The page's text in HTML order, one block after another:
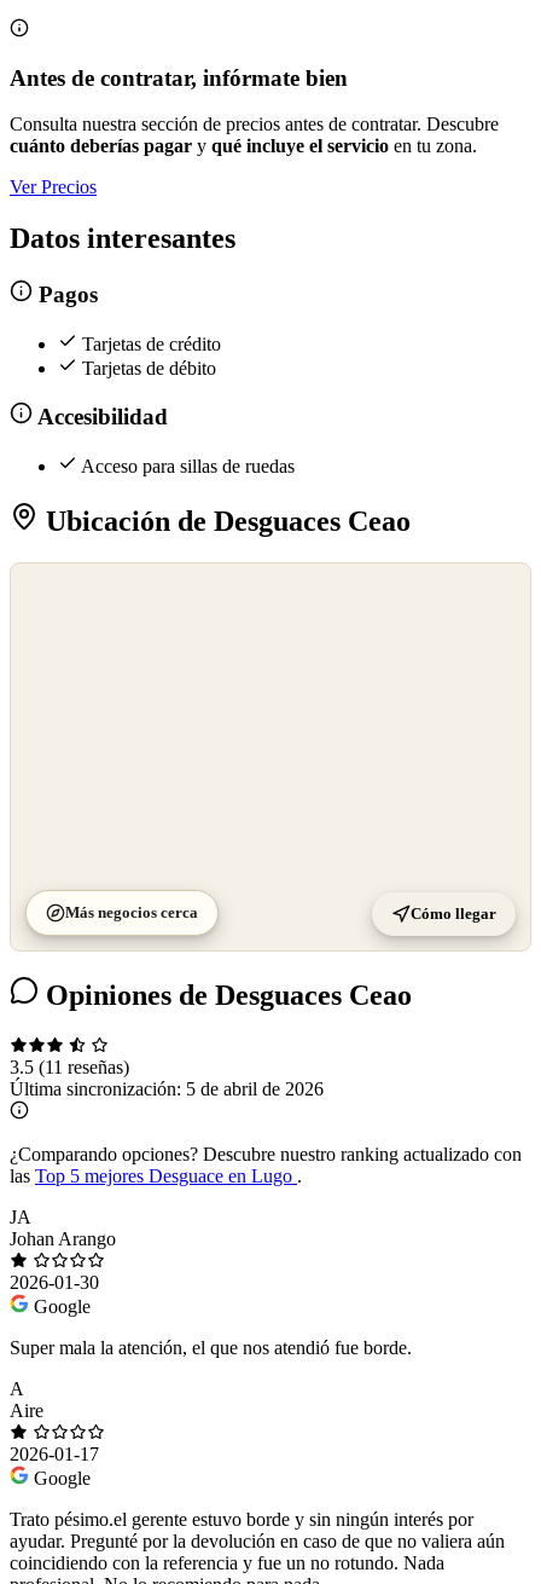
Antes de contratar, infórmate bien
Consulta nuestra sección de precios antes de contratar. Descubre
cuánto deberías pagar y qué incluye el servicio en tu zona.
Ver Precios
Datos interesantes
Pagos
Tarjetas de crédito
Tarjetas de débito
Accesibilidad
Acceso para sillas de ruedas
Ubicación de Desguaces Ceao
Más negocios cerca Cómo llegar
Opiniones de Desguaces Ceao
3.5 (11 reseñas)
Última sincronización: 5 de abril de 2026
¿Comparando opciones? Descubre nuestro ranking actualizado con
las Top 5 mejores Desguace en Lugo .
JA
Johan Arango
2026-01-30
Google
Super mala la atención, el que nos atendió fue borde.
A
Aire
2026-01-17
Google
Trato pésimo.el gerente estuvo borde y sin ningún interés por
ayudar. Pregunté por la devolución en caso de que no valiera aún
coincidiendo con la referencia y fue un no rotundo. Nada